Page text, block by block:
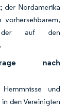
der Nordamerika
der auf den
nach
und
den Vereinigten